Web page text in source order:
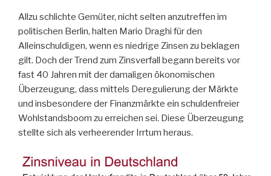
Allzu schlichte Gemüter, nicht selten anzutreffen im
politischen Berlin, halten Mario Draghi für den
Alleinschuldigen, wenn es niedrige Zinsen zu beklagen
gilt. Doch der Trend zum Zinsverfall begann bereits vor
fast 40 Jahren mit der damaligen ökonomischen
Überzeugung, dass mittels Deregulierung der Märkte
und insbesondere der Finanzmärkte ein schuldenfreier
Wohlstandsboom zu erreichen sei. Diese Überzeugung
stellte sich als verheerender Irrtum heraus.